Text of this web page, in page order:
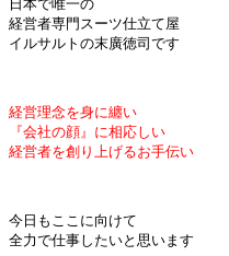
日本で唯一の
経営者専門スーツ仕立て屋
イルサルトの末廣徳司です
経営理念を身に纏い
『会社の顔』に相応しい
経営者を創り上げるお手伝い
今日もここに向けて
全力で仕事したいと思います